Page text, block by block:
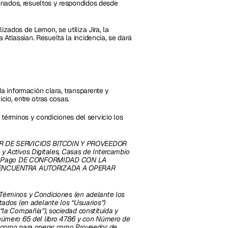
resueltos y respondidos desde
de Lemon, se utiliza Jira, la
Resuelta la incidencia, se dará
información clara, transparente y
entre otras cosas.
y condiciones del servicio los
DE SERVICIOS BITCOIN Y PROVEEDOR
y Activos Digitales, Casas de Intercambio
DE CONFORMIDAD CON LA
AUTORIZADA A OPERAR
y Condiciones (en adelante los
(en adelante los “Usuarios”)
Compañía”), sociedad constituida y
65 del libro 4786 y con Número de